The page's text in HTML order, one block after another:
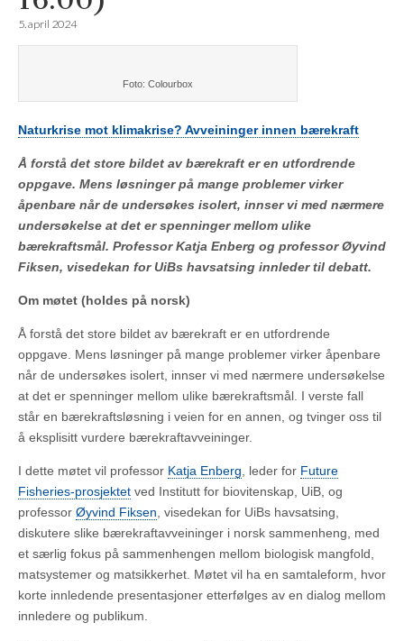
5. april 2024
Foto: Colourbox
Naturkrise mot klimakrise? Avveininger innen bærekraft
Å forstå det store bildet av bærekraft er en utfordrende
oppgave. Mens løsninger på mange problemer virker
åpenbare når de undersøkes isolert, innser vi med nærmere
undersøkelse at det er spenninger mellom ulike
bærekraftsmål. Professor Katja Enberg og professor Øyvind
Fiksen, visedekan for UiBs havsatsing innleder til debatt.
Om møtet (holdes på norsk)
Å forstå det store bildet av bærekraft er en utfordrende
oppgave. Mens løsninger på mange problemer virker åpenbare
når de undersøkes isolert, innser vi med nærmere undersøkelse
at det er spenninger mellom ulike bærekraftsmål. I verste fall
står en bærekraftsløsning i veien for en annen, og tvinger oss til
å eksplisitt vurdere bærekraftavveininger.
I dette møtet vil professor Katja Enberg, leder for Future
Fisheries-prosjektet ved Institutt for biovitenskap, UiB, og
professor Øyvind Fiksen, visedekan for UiBs havsatsing,
diskutere slike bærekraftavveininger i norsk sammenheng, med
et særlig fokus på sammenhengen mellom biologisk mangfold,
matsystemer og matsikkerhet. Møtet vil ha en samtaleform, hvor
korte innledende presentasjoner etterfølges av en dialog mellom
innledere og publikum.